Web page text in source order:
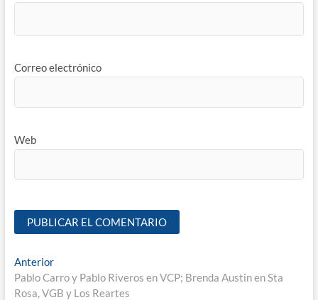
Correo electrónico
Web
Anterior
Pablo Carro y Pablo Riveros en VCP; Brenda Austin en Sta
Rosa, VGB y Los Reartes